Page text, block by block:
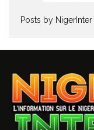
Posts by NigerInter